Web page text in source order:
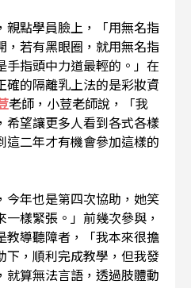
親點學員臉上，「用無名指
，若有黑眼圈，就用無名指
手指頭中力道最輕的。」在
確的隔離乳上法的是彩妝資
老師，小荳老師說，「我
希望讓更多人看到各式各樣
這二年才有機會參加這樣的
今年也是第四次協助，她笑
樣緊張。」前幾次參與，
教導聽障者，「我本來很擔
下，順利完成教學，但我發
就算無法言語，透過肢體動